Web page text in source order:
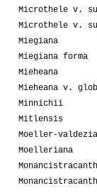
Microthele v.
Microthele v.
Miegiana
Miegiana forma
Mieheana
Mieheana v.
Minnichii
Mitlensis
Moeller-
Moelleriana